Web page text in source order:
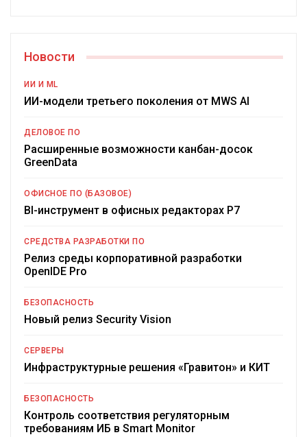
Новости
ИИ И ML
ИИ-модели третьего поколения от MWS AI
ДЕЛОВОЕ ПО
Расширенные возможности канбан-досок
GreenData
ОФИСНОЕ ПО (БАЗОВОЕ)
BI-инструмент в офисных редакторах Р7
СРЕДСТВА РАЗРАБОТКИ ПО
Релиз среды корпоративной разработки
OpenIDE Pro
БЕЗОПАСНОСТЬ
Новый релиз Security Vision
СЕРВЕРЫ
Инфраструктурные решения «Гравитон» и КИТ
БЕЗОПАСНОСТЬ
Контроль соответствия регуляторным
требованиям ИБ в Smart Monitor